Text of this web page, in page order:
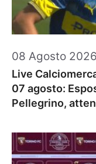
08 Agosto 2026
Live
07 agosto:
Pellegrino,